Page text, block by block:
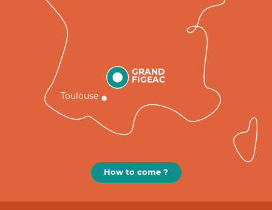
GRAND
FIGEAC
Toulouse
How to come ?